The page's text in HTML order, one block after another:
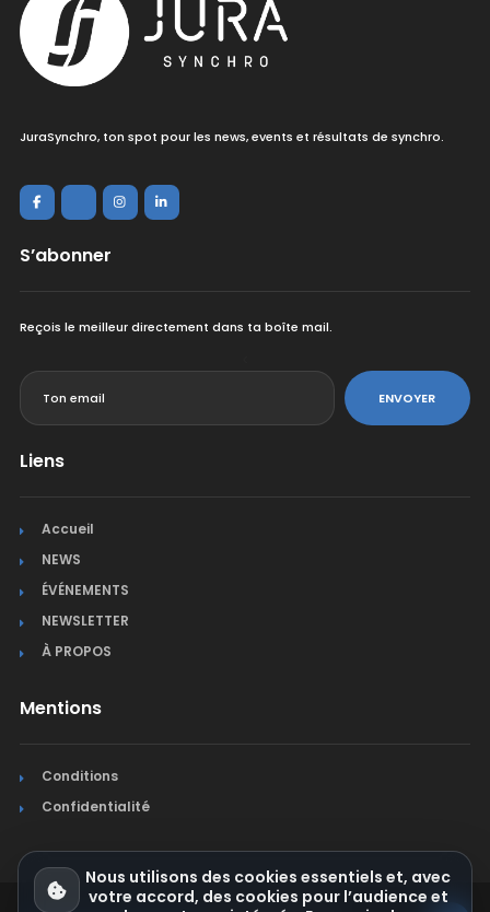
JuraSynchro, ton spot pour les news, events et résultats de synchro.
S’abonner
Reçois le meilleur directement dans ta boîte mail.
ENVOYER
Liens
Accueil
NEWS
ÉVÉNEMENTS
NEWSLETTER
À PROPOS
Mentions
Conditions
Confidentialité
Nous utilisons des cookies essentiels et, avec
votre accord, des cookies pour l’audience et